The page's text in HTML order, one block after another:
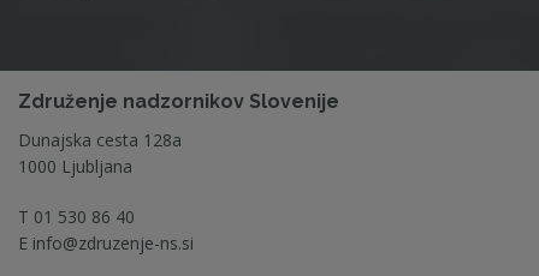
Združenje nadzornikov Slovenije
Dunajska cesta 128a
1000 Ljubljana
T 01 530 86 40
E info@zdruzenje-ns.si